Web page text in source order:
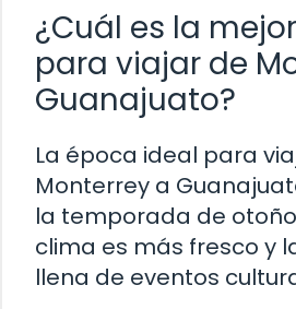
¿Cuál es la
para viajar de
Guanajuato?
La época ideal para
Monterrey a
la temporada de
clima es más fresco y
llena de eventos